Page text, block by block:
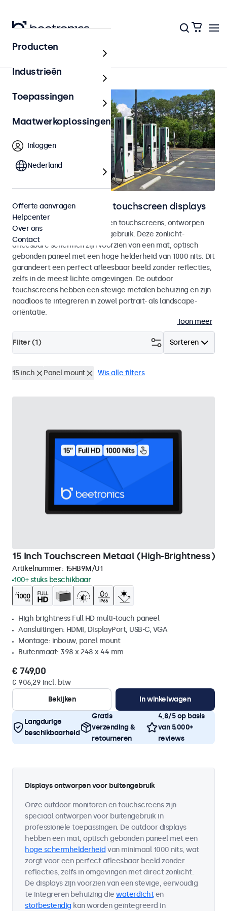
Outdoor
Outdoor monitoren en touchscreen displays
Weersbestendige monitoren en touchscreens, ontworpen
voor zowel binnen- als buitengebruik. Deze zonlicht-
afleesbare schermen zijn voorzien van een mat, optisch
gebonden paneel met een hoge helderheid van 1000 nits. Dit
garandeert een perfect afleesbaar beeld zonder reflecties,
zelfs in de meest lichte omgevingen. De outdoor
touchscreens hebben een stevige metalen behuizing en zijn
naadloos te integreren in zowel portrait- als landscape-
oriëntatie.
Toon meer
Sorteren
Filter (1)
15 inch Panel mount Wis alle filters
15 Inch Touchscreen Metaal (High-Brightness)
Artikelnummer: 15HB9M/U1
100+ stuks beschikbaar
High brightness Full HD multi-touch paneel
Aansluitingen: HDMI, DisplayPort, USB-C, VGA
Montage: inbouw, panel mount
Buitenmaat: 398 x 248 x 44 mm
€ 749,00
€ 906,29 incl. btw
Bekijken
In winkelwagen
Langdurige
beschikbaarheid
Gratis
verzending &
retourneren
4,8/5 op basis
van 5.000+
reviews
Displays ontworpen voor buitengebruik
Onze outdoor monitoren en touchscreens zijn
speciaal ontworpen voor buitengebruik in
professionele toepassingen. De outdoor displays
hebben een mat, optisch gebonden paneel met een
hoge schermhelderheid van minimaal 1000 nits, wat
zorgt voor een perfect afleesbaar beeld zonder
reflecties, zelfs in omgevingen met direct zonlicht.
De displays zijn voorzien van een stevige, eenvoudig
te integreren behuizing die waterdichten
stofbestendig kan worden geïntegreerd in
Producten
Industrieën
Toepassingen
Maatwerkoplossingen
Inloggen
Nederland
Offerte aanvragen
Helpcenter
Over ons
Contact